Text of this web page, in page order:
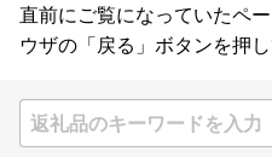
直前にご覧になっていたペ
ウザの「戻る」ボタンを押し